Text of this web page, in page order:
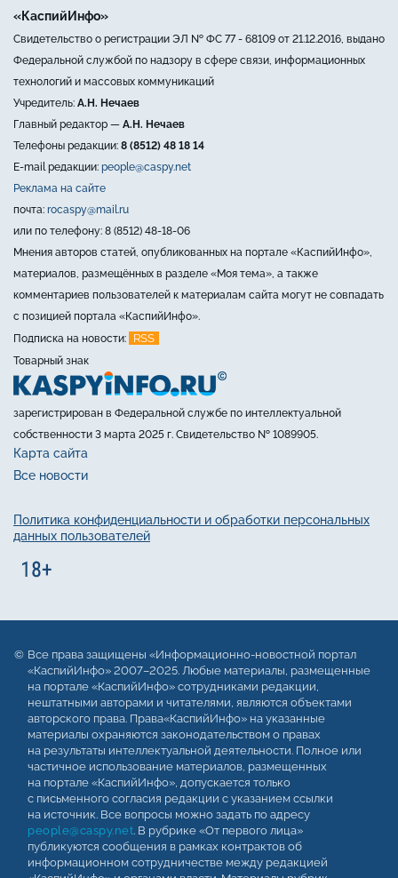
«КаспийИнфо»
Свидетельство о регистрации ЭЛ № ФС 77 - 68109 от 21.12.2016, выдано
Федеральной службой по надзору в сфере связи, информационных
технологий и массовых коммуникаций
Учредитель: А.Н. Нечаев
Главный редактор — А.Н. Нечаев
Телефоны редакции: 8 (8512) 48 18 14
E-mail редакции: people@caspy.net
Реклама на сайте
почта: rocaspy@mail.ru
или по телефону: 8 (8512) 48-18-06
Мнения авторов статей, опубликованных на портале «КаспийИнфо»,
материалов, размещённых в разделе «Моя тема», а также
комментариев пользователей к материалам сайта могут не совпадать
с позицией портала «КаспийИнфо».
Подписка на новости:
RSS
Товарный знак
зарегистрирован в Федеральной службе по интеллектуальной
собственности 3 марта 2025 г. Свидетельство № 1089905.
Карта сайта
Все новости
Политика конфиденциальности и обработки персональных
данных пользователей
Все права защищены «Информационно-новостной портал
«КаспийИнфо» 2007–2025. Любые материалы, размещенные
на портале «КаспийИнфо» сотрудниками редакции,
нештатными авторами и читателями, являются объектами
авторского права. Права«КаспийИнфо» на указанные
материалы охраняются законодательством о правах
на результаты интеллектуальной деятельности. Полное или
частичное использование материалов, размещенных
на портале «КаспийИнфо», допускается только
с письменного согласия редакции с указанием ссылки
на источник. Все вопросы можно задать по адресу
people@caspy.net. В рубрике «От первого лица»
публикуются сообщения в рамках контрактов об
информационном сотрудничестве между редакцией